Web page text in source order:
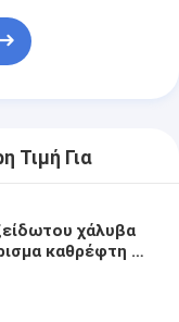
Τιμή Για
χάλυβα
καθρέφτη 3-